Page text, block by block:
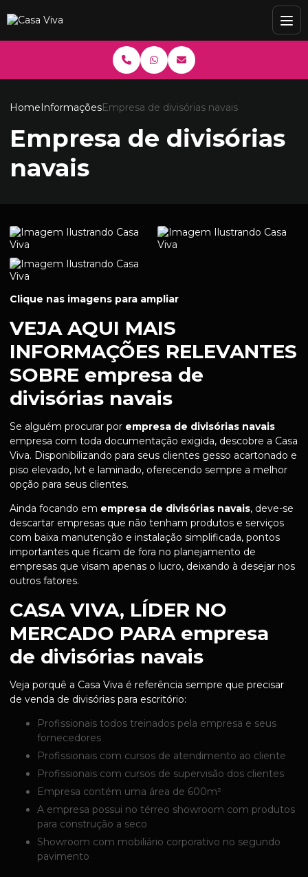
HomeInformaçõesEmpresa de divisórias navais
Empresa de divisórias
navais
Clique nas imagens para ampliar
VEJA AQUI MAIS
INFORMAÇÕES RELEVANTES
SOBRE empresa de
divisórias navais
Se alguém procurar por empresa de divisórias navais
empresa com toda documentação exigida, descobre a Casa
Viva. Disponibilizando para seus clientes gesso acartonado e
piso elevado, lvt e laminado, oferecendo sempre a melhor
opção para seus clientes.
Ainda focando em empresa de divisórias navais, deve-se
descartar empresas que não tenham produtos e serviços
com baixa manutenção e instalação simplificada, pontos
importantes que ficam de fora no planejamento de
empresas que visam apenas o lucro, deixando à desejar nos
outros fatores.
CASA VIVA, LÍDER NO
MERCADO PARA empresa
de divisórias navais
Veja porquê a Casa Viva é referência sempre que precisar
de venda de divisórias para escritório:
profissionais todos treinados pela empresa e seus
fornecedores
profissionais com cursos de atendimento ao cliente
profissionais com cursos de supervisão dos clientes
empresa contém uma área de 600m²
a empresa possui no térreo showroom com produtos
para construção a seco
showroom com mobiliário corporativo no segundo
pavimento